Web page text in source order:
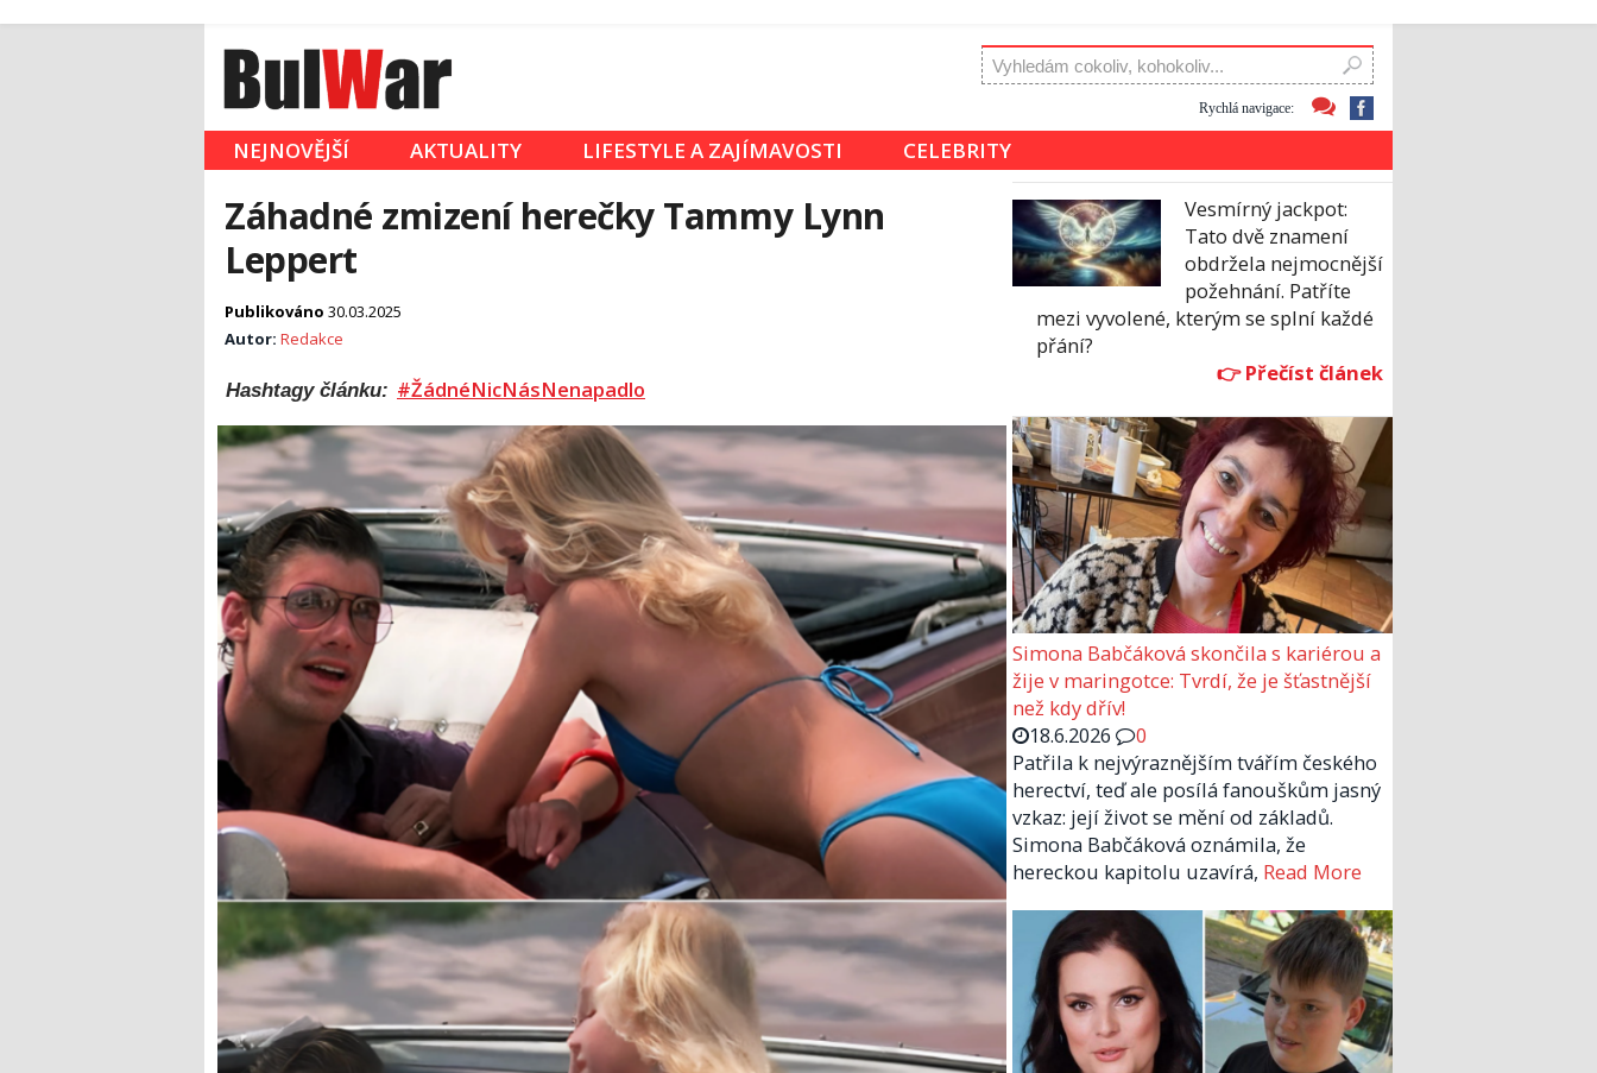
Rychlá navigace:
NEJNOVĚJŠÍ AKTUALITY LIFESTYLE A ZAJÍMAVOSTI CELEBRITY
Záhadné zmizení herečky Tammy Lynn
Leppert
Publikováno 30.03.2025
Autor: Redakce
Hashtagy článku: #ŽádnéNicNásNenapadlo
Vesmírný jackpot:
Tato dvě znamení
obdržela nejmocnější
požehnání. Patříte
mezi vyvolené, kterým se splní každé
přání?
Simona Babčáková skončila s kariérou a
žije v maringotce: Tvrdí, že je šťastnější
než kdy dřív!
18.6.2026
0
Patřila k nejvýraznějším tvářím českého
herectví, teď ale posílá fanouškům jasný
vzkaz: její život se mění od základů.
Simona Babčáková oznámila, že
hereckou kapitolu uzavírá, Read More